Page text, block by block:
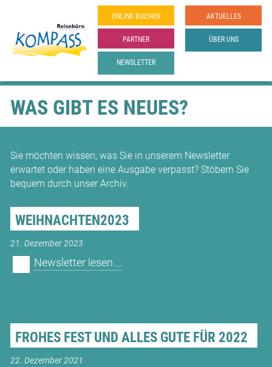
ONLINE­ BUCHEN AKTUELLES
PARTNER ÜBER UNS
NEWSLETTER
WAS GIBT ES NEUES?
Sie möchten wissen, was Sie in unserem Newsletter
erwartet oder haben eine Ausgabe verpasst? Stöbern Sie
bequem durch unser Archiv.
WEIHNACHTEN2023
21. Dezember 2023
Newsletter lesen ...
FROHES FEST UND ALLES GUTE FÜR 2022
22. Dezember 2021